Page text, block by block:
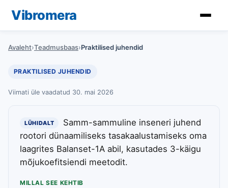
Vibromera
Avaleht›Teadmusbaas›Praktilised juhendid
PRAKTILISED JUHENDID
Viimati üle vaadatud 30. mai 2026
LÜHIDALT
Samm-sammuline inseneri juhend
rootori dünaamiliseks tasakaalustamiseks oma
laagrites Balanset-1A abil, kasutades 3-käigu
mõjukoefitsiendi meetodit.
MILLAL SEE KEHTIB